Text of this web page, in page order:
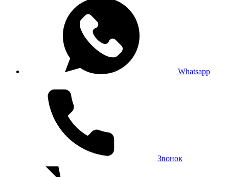
Whatsapp
Звонок